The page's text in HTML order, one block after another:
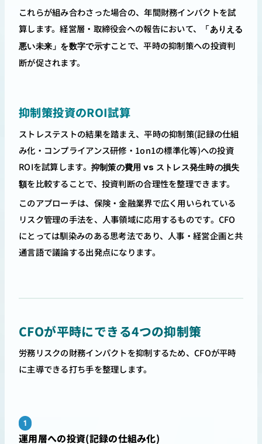
これらが組み合わさった場合の、年間財務インパクトを試
算します。経営層・取締役会への報告において、
「ありえる
悪い未来」を数字で示すことで、平時の抑制策への投資判
断が促されます。
抑制策投資のROI試算
ストレステストの結果を踏まえ、平時の抑制策(記録の仕組
み化・コンプライアンス研修・1on1の標準化等)への投資
ROIを試算します。 抑制策の費用 vs ストレス発生時の損失
額を比較することで、投資判断の合理性を整理できます。
このアプローチは、保険・金融業界で広く用いられている
リスク管理の手法を、人事領域に応用するものです。CFO
にとっては馴染みのある思考法であり、人事・経営企画と共
通言語で議論する出発点になります。
CFOが平時にできる4つの抑制策
労務リスクの財務インパクトを抑制するため、CFOが平時
に主導できる打ち手を整理します。
1
運用層への投資(記録の仕組み化)